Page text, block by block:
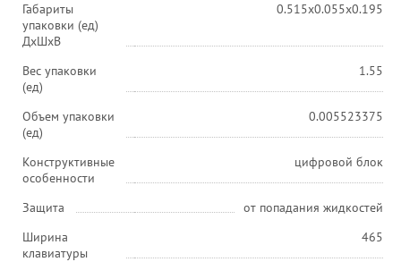
Габариты
упаковки (ед)
ДхШхВ
0.515x0.055x0.195
Вес упаковки
(ед)
1.55
Объем упаковки
(ед)
0.005523375
Конструктивные
особенности
цифровой блок
Защита
от попадания жидкостей
Ширина
клавиатуры
465